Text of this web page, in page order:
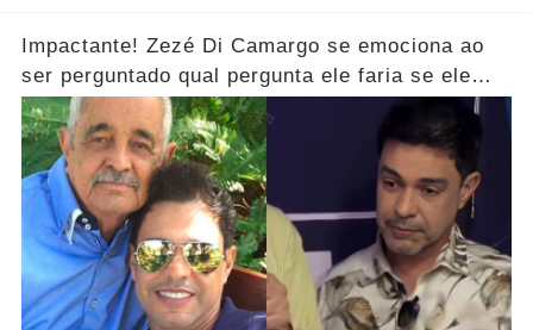
Impactante! Zezé Di Camargo se emociona ao
ser perguntado qual pergunta ele faria se ele
pudesse se encontrar com o seu pai.... Ver mais